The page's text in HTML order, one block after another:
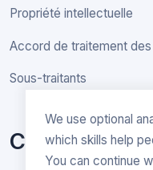
We use optional
which skills help
You can continue
Propriété intellectuelle
Accord de traitement
Sous-traitants
Contact